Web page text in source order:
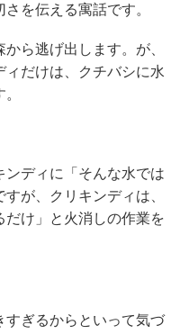
を伝える寓話です。
ら逃げ出します。が、
だけは、クチバシに水
ディに「そんな水では
が、クリキンディは、
だけ」と火消しの作業を
ぎるからといって気づ